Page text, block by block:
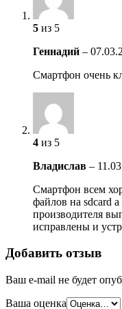
5 из 5
Геннадий –
Смартфон очень
4 из 5
Владислав –
Смартфон всем
файлов на sdcard
производителя
исправлены и
Добавить отзыв
Ваш e-mail не будет
Ваша оценка